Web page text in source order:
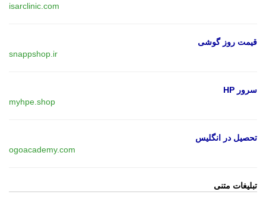
isarclinic.com
قیمت روز گوشی
snappshop.ir
سرور HP
myhpe.shop
تحصیل در انگلیس
ogoacademy.com
تبلیغات متنی